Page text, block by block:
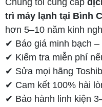
Chúng tôi cung cấp
trì máy lạnh tại Bình
hơn 5–10 năm kinh
✔ Báo giá minh bạch –
✔ Kiểm tra miễn phí
✔ Sửa mọi hãng
✔ Cam kết 100% hài
✔ Bảo hành linh kiện